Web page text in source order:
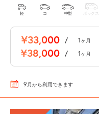
軽 コ 中型 ボックス
¥33,000 / 1ヶ月
¥38,000 / 1ヶ月
9 月から利用できます